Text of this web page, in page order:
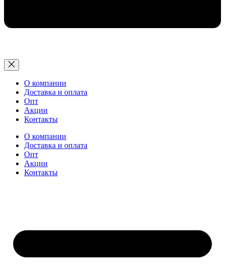
О компании
Доставка и оплата
Опт
Акции
Контакты
О компании
Доставка и оплата
Опт
Акции
Контакты